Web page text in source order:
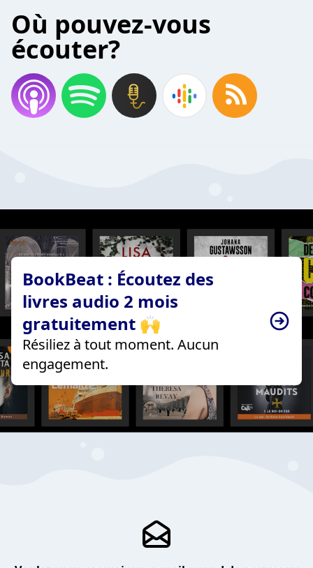
Où pouvez-vous
écouter?
BookBeat : Écoutez des
livres audio 2 mois
gratuitement 🙌
Résiliez à tout moment. Aucun
engagement.